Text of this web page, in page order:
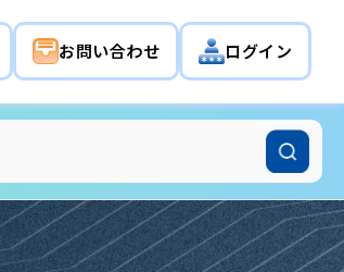
お問い合わせ ログイン